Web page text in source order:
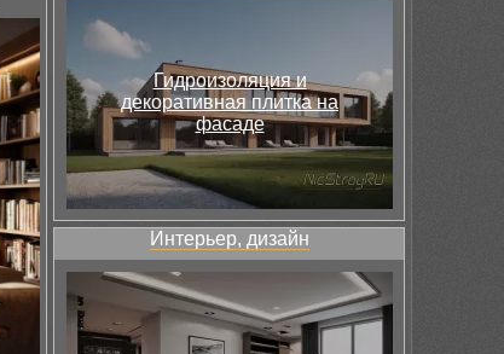
Гидроизоляция и
декоративная плитка на
фасаде
Интерьер, дизайн